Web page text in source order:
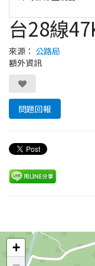
台28線
來源： 公路局
額外資訊
問題回報
+